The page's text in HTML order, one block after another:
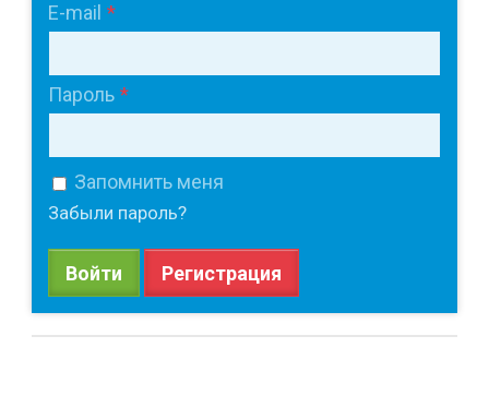
E-mail
Пароль
Запомнить меня
Забыли пароль?
Войти Регистрация